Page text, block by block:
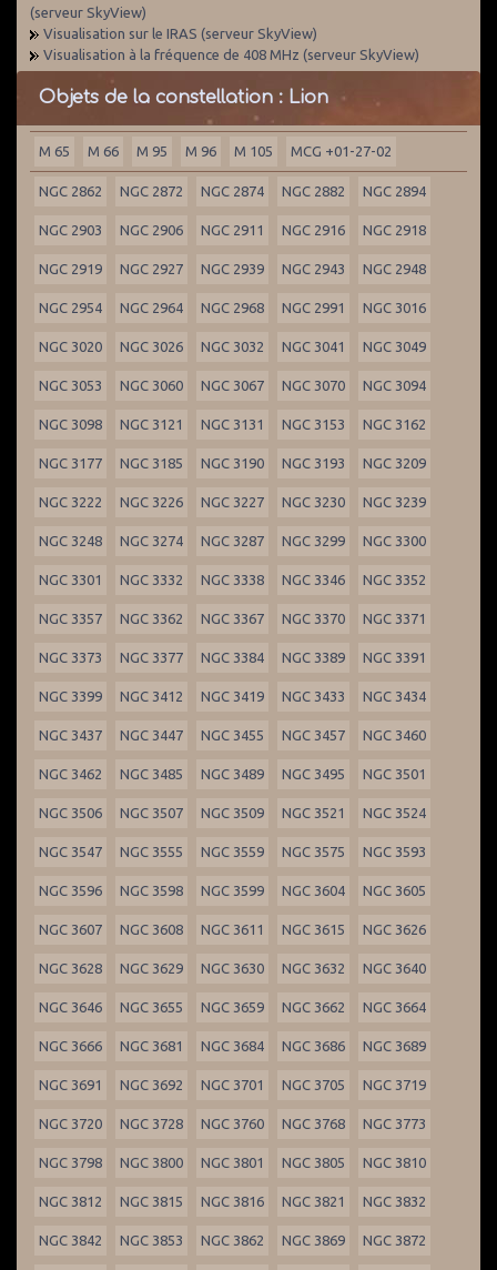
(serveur SkyView)
Visualisation sur le IRAS (serveur SkyView)
Visualisation à la fréquence de 408 MHz (serveur SkyView)
Objets de la constellation : Lion
M 65 M 66 M 95 M 96 M 105 MCG +01-27-02
NGC 2862 NGC 2872 NGC 2874 NGC 2882 NGC 2894
NGC 2903 NGC 2906 NGC 2911 NGC 2916 NGC 2918
NGC 2919 NGC 2927 NGC 2939 NGC 2943 NGC 2948
NGC 2954 NGC 2964 NGC 2968 NGC 2991 NGC 3016
NGC 3020 NGC 3026 NGC 3032 NGC 3041 NGC 3049
NGC 3053 NGC 3060 NGC 3067 NGC 3070 NGC 3094
NGC 3098 NGC 3121 NGC 3131 NGC 3153 NGC 3162
NGC 3177 NGC 3185 NGC 3190 NGC 3193 NGC 3209
NGC 3222 NGC 3226 NGC 3227 NGC 3230 NGC 3239
NGC 3248 NGC 3274 NGC 3287 NGC 3299 NGC 3300
NGC 3301 NGC 3332 NGC 3338 NGC 3346 NGC 3352
NGC 3357 NGC 3362 NGC 3367 NGC 3370 NGC 3371
NGC 3373 NGC 3377 NGC 3384 NGC 3389 NGC 3391
NGC 3399 NGC 3412 NGC 3419 NGC 3433 NGC 3434
NGC 3437 NGC 3447 NGC 3455 NGC 3457 NGC 3460
NGC 3462 NGC 3485 NGC 3489 NGC 3495 NGC 3501
NGC 3506 NGC 3507 NGC 3509 NGC 3521 NGC 3524
NGC 3547 NGC 3555 NGC 3559 NGC 3575 NGC 3593
NGC 3596 NGC 3598 NGC 3599 NGC 3604 NGC 3605
NGC 3607 NGC 3608 NGC 3611 NGC 3615 NGC 3626
NGC 3628 NGC 3629 NGC 3630 NGC 3632 NGC 3640
NGC 3646 NGC 3655 NGC 3659 NGC 3662 NGC 3664
NGC 3666 NGC 3681 NGC 3684 NGC 3686 NGC 3689
NGC 3691 NGC 3692 NGC 3701 NGC 3705 NGC 3719
NGC 3720 NGC 3728 NGC 3760 NGC 3768 NGC 3773
NGC 3798 NGC 3800 NGC 3801 NGC 3805 NGC 3810
NGC 3812 NGC 3815 NGC 3816 NGC 3821 NGC 3832
NGC 3842 NGC 3853 NGC 3862 NGC 3869 NGC 3872